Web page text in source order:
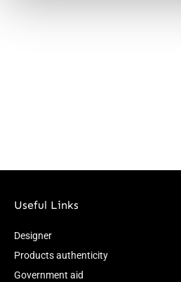
Useful Links
Designer
Products authenticity
Government aid